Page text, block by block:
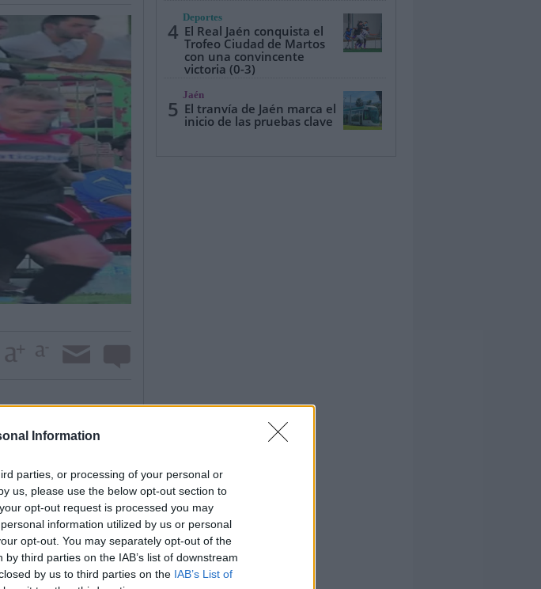
Information
parties, or processing of your personal or
us, please use the below opt-out section to
opt-out request is processed you may
information utilized by us or personal
opt-out. You may separately opt-out of the
third parties on the IAB’s list of downstream
by us to third parties on the IAB’s List of
Hace más de
Era la década de
de los que le gusta
es que no podamos
azulillo, quien
antes de
tan dura
Entre unas
el media punta Kike
4
Deportes
El Real Jaén conquista el
Trofeo Ciudad de Martos
con una convincente
victoria (0-3)
5
Jaén
El tranvía de Jaén marca el
inicio de las pruebas clave